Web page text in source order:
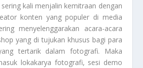
kali menjalin kemitraan dengan
konten yang populer di media
menyelenggarakan acara-acara
yang di tujukan khusus bagi para
tertarik dalam fotografi. Maka
lokakarya fotografi, sesi demo